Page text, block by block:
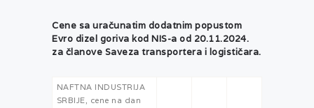
POVOLJNOSTI
GALERIJA
Cene sa uračunatim dodatnim popustom
Evro dizel goriva kod NIS-a od 20.11.2024.
za članove Saveza transportera i logističara.
NAFTNA INDUSTRIJA
SRBIJE, cene na dan